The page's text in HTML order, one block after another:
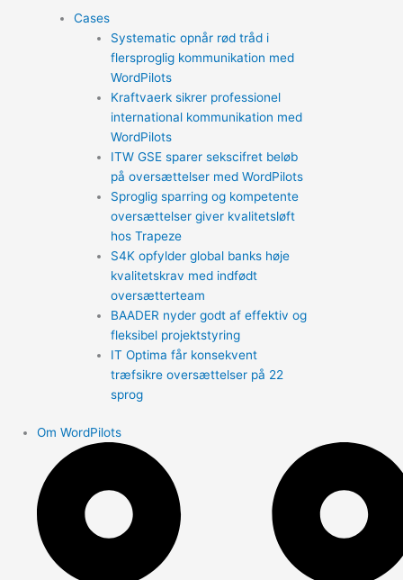
Cases
Systematic opnår rød tråd i
flersproglig kommunikation med
WordPilots
Kraftvaerk sikrer professionel
international kommunikation med
WordPilots
ITW GSE sparer sekscifret beløb
på oversættelser med WordPilots
Sproglig sparring og kompetente
oversættelser giver kvalitetsløft
hos Trapeze
S4K opfylder global banks høje
kvalitetskrav med indfødt
oversætterteam
BAADER nyder godt af effektiv og
fleksibel projektstyring
IT Optima får konsekvent
træfsikre oversættelser på 22
sprog
Om WordPilots